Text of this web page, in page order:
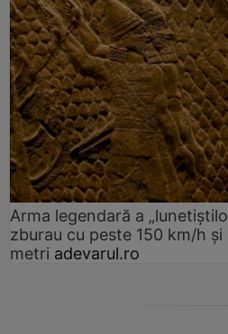
Arma legendară a
zburau cu peste 150 km/h
metri adevarul.ro